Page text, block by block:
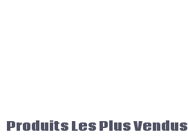
Produits Les Plus Vendus